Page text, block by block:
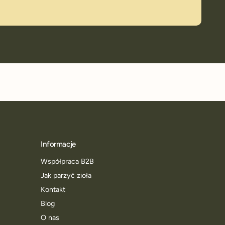
Informacje
Współpraca B2B
Jak parzyć zioła
Kontakt
Blog
O nas